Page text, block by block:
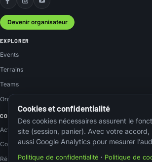
Facebook
Instagram
YouTube
Devenir organisateur
EXPLORER
Events
Terrains
Teams
Organisateurs
COMMUNAUTÉ
Actus
Contact
Réseaux sociaux
Cookies et confidentialité
Des cookies nécessaires assurent le
site (session, panier). Avec votre accord,
aussi Google Analytics pour mesurer
Politique de confidentialité · Politique de